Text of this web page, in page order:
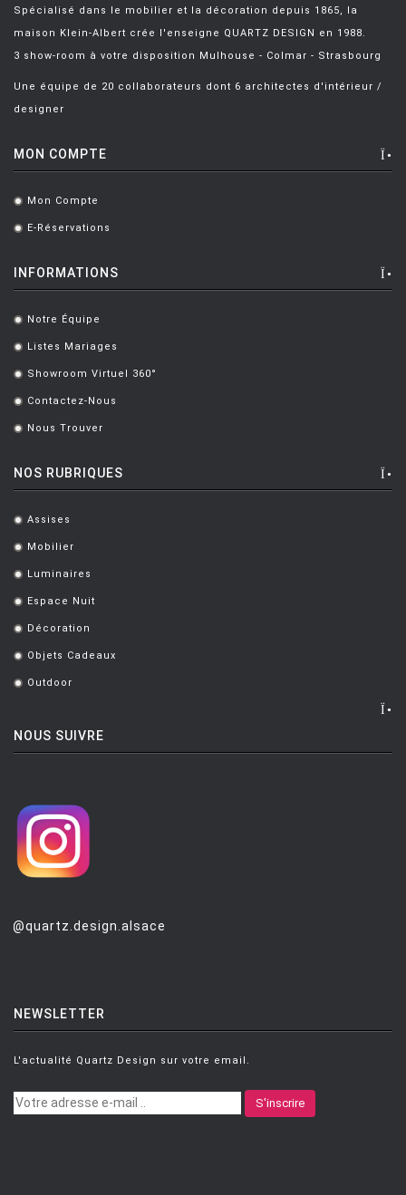
Spécialisé dans le mobilier et la décoration depuis 1865, la
maison Klein-Albert crée l'enseigne QUARTZ DESIGN en 1988.
3 show-room à votre disposition Mulhouse - Colmar - Strasbourg
Une équipe de 20 collaborateurs dont 6 architectes d'intérieur /
designer
MON COMPTE
. Mon Compte
. E-Réservations
INFORMATIONS
. Notre Équipe
. Listes Mariages
. Showroom Virtuel 360°
. Contactez-Nous
. Nous Trouver
NOS RUBRIQUES
. Assises
. Mobilier
. Luminaires
. Espace Nuit
. Décoration
. Objets Cadeaux
. Outdoor
NOUS SUIVRE
@quartz.design.alsace
NEWSLETTER
L'actualité Quartz Design sur votre email.
S'inscrire